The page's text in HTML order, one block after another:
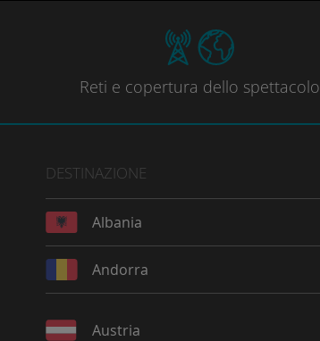
Reti e copertura dello spettacolo
DESTINAZIONE
Albania
Andorra
Austria